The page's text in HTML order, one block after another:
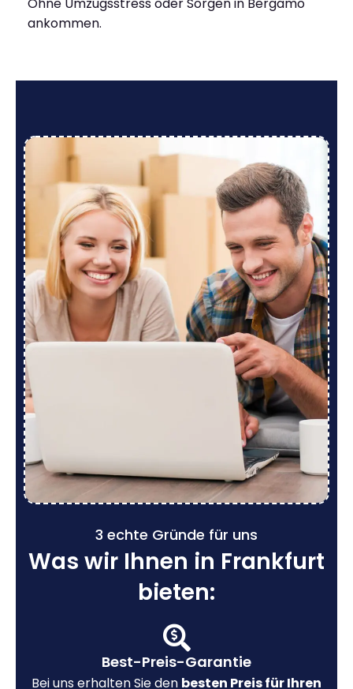
Ohne Umzugsstress oder Sorgen in Bergamo
ankommen.
3 echte Gründe für uns
Was wir Ihnen in Frankfurt
bieten:
Best-Preis-Garantie
Bei uns erhalten Sie den besten Preis für Ihren